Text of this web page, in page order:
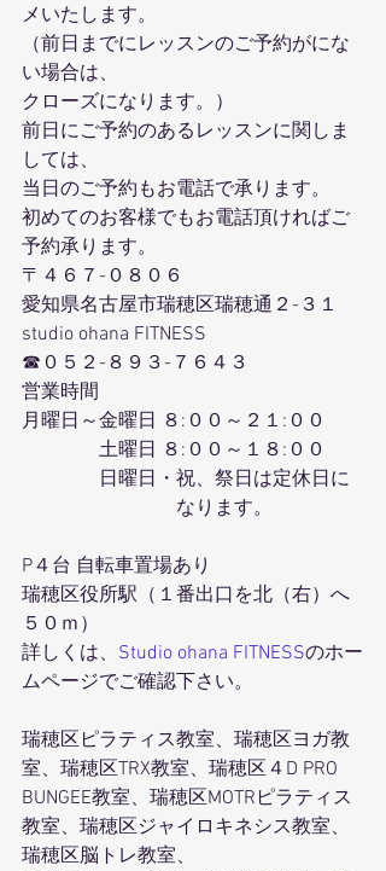
メいたします。
（前日までにレッスンのご予約がにな
い場合は、
クローズになります。）
前日にご予約のあるレッスンに関しま
しては、
当日のご予約もお電話で承ります。
初めてのお客様でもお電話頂ければご
予約承ります。
〒４６７-０８０６
愛知県名古屋市瑞穂区瑞穂通２-３１
studio ohana FITNESS
☎０５２-８９３-７６４３
営業時間
月曜日～金曜日 ８:００～２１:００
土曜日 ８:００～１８:００
日曜日・祝、祭日は定休日に
なります。
P４台 自転車置場あり
瑞穂区役所駅（１番出口を北（右）へ
５０ｍ）
詳しくは、 Studio ohana FITNESSのホー
ムページでご確認下さい。
瑞穂区ピラティス教室、瑞穂区ヨガ教
室、瑞穂区TRX教室、瑞穂区４D PRO
BUNGEE教室、瑞穂区MOTRピラティス
教室、瑞穂区ジャイロキネシス教室、
瑞穂区脳トレ教室、